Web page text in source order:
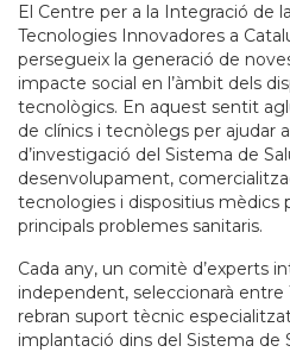
El Centre per a la Integració de
Tecnologies Innovadores a
persegueix la generació de
impacte social en l’àmbit dels
tecnològics. En aquest sentit
de clínics i tecnòlegs per ajudar
d’investigació del Sistema de
desenvolupament,
tecnologies i dispositius mèdics
principals problemes sanitaris.
Cada any, un comitè d’experts
independent, seleccionarà entre
rebran suport tècnic
implantació dins del Sistema de